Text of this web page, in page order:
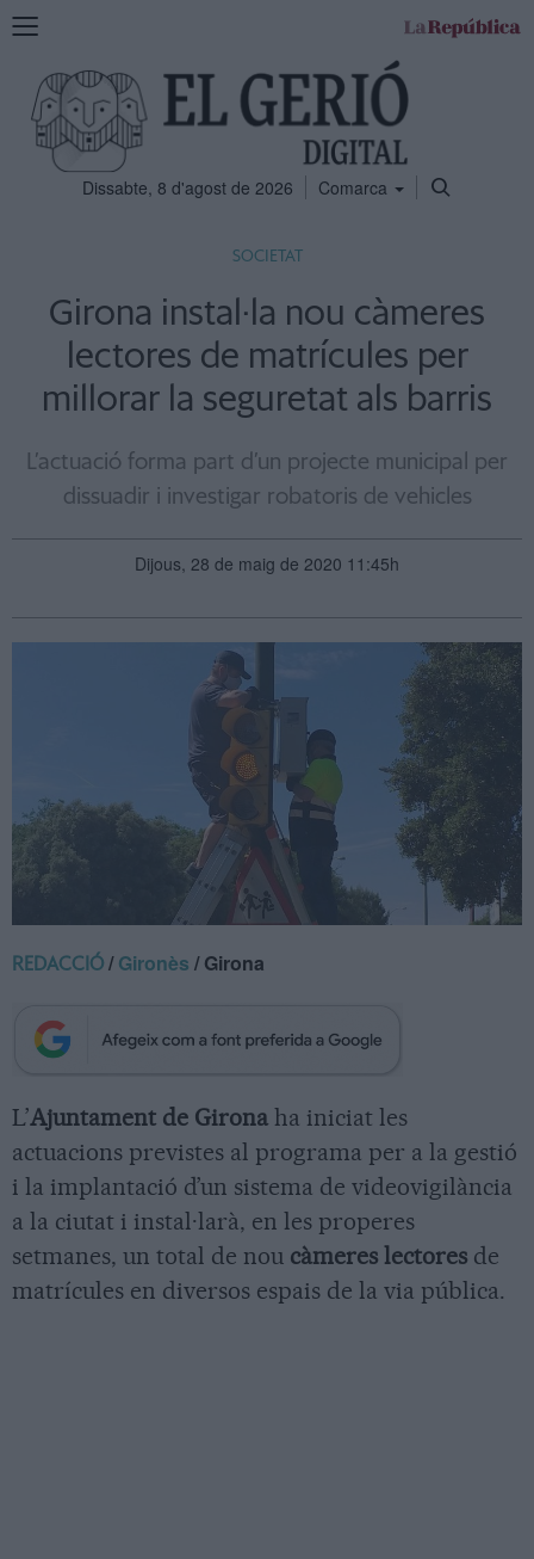
Mostra
navegació
Dissabte, 8 d'agost de 2026 Comarca
SOCIETAT
Girona instal·la nou càmeres
lectores de matrícules per
millorar la seguretat als barris
L’actuació forma part d’un projecte municipal per
dissuadir i investigar robatoris de vehicles
Dijous, 28 de maig de 2020 11:45h
REDACCIÓ /Gironès / Girona
L’Ajuntament de Girona ha iniciat les
actuacions previstes al programa per a la gestió
i la implantació d’un sistema de videovigilància
a la ciutat i instal·larà, en les properes
setmanes, un total de nou càmeres lectores de
matrícules en diversos espais de la via pública.